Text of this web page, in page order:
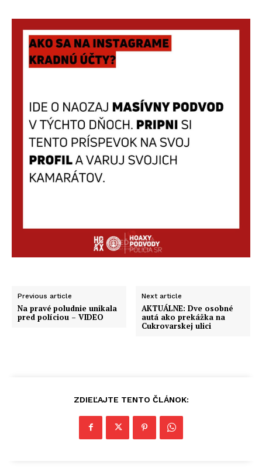
Previous article
Na pravé poludnie unikala
pred políciou – VIDEO
Next article
AKTUÁLNE: Dve osobné
autá ako prekážka na
Cukrovarskej ulici
ZDIEĽAJTE TENTO ČLÁNOK: